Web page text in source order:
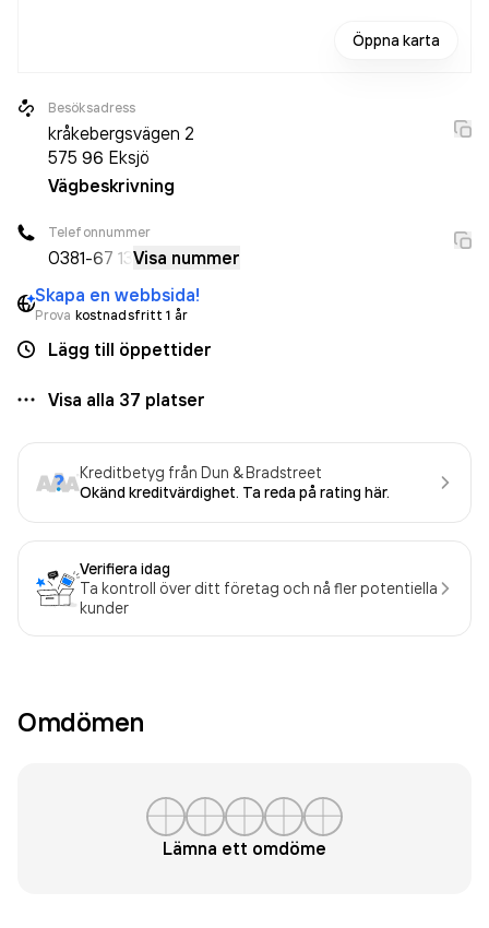
Öppna karta
Besöksadress
kråkebergsvägen 2
575 96 Eksjö
Vägbeskrivning
Telefonnummer
0381-67 13 Visa nummer
Skapa en webbsida!
Prova kostnadsfritt 1 år
Lägg till öppettider
Visa alla 37 platser
Kreditbetyg från Dun & Bradstreet
Okänd kreditvärdighet. Ta reda på rating här.
Verifiera idag
Ta kontroll över ditt företag och nå fler potentiella
kunder
Omdömen
Lämna ett omdöme